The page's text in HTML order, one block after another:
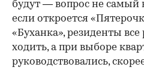
будут — вопрос не самый
если откроется
«Буханка», резиденты все
ходить, а при выборе
руководствовались,